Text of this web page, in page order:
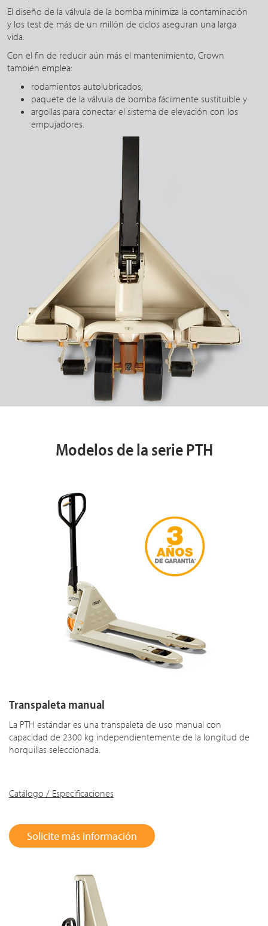
El diseño de la válvula de la bomba minimiza la contaminación
y los test de más de un millón de ciclos aseguran una larga
vida.
Con el fin de reducir aún más el mantenimiento, Crown
también emplea:
rodamientos autolubricados,
paquete de la válvula de bomba fácilmente sustituible y
argollas para conectar el sistema de elevación con los
empujadores.
Modelos de la serie PTH
Transpaleta manual
La PTH estándar es una transpaleta de uso manual con
capacidad de 2300 kg independientemente de la longitud de
horquillas seleccionada.
Catálogo / Especificaciones
Solicite más información